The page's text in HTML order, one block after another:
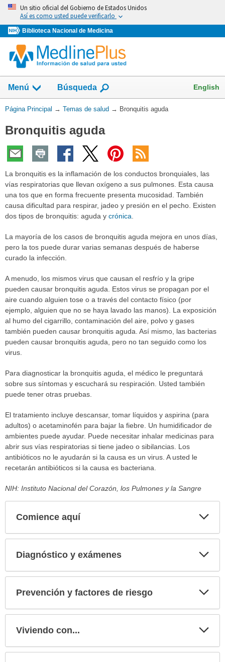
Omita
vaya
al
Contenido
Un sitio oficial del Gobierno de Estados Unidos
Así es como usted puede verificarlo
Biblioteca Nacional de Medicina
Menú
Mostrar
campo
de
Búsqueda English
Usted
aquí:
Página Principal → Temas de salud → Bronquitis aguda
Bronquitis aguda
La bronquitis es la inflamación de los conductos bronquiales, las
vías respiratorias que llevan oxígeno a sus pulmones. Esta causa
una tos que en forma frecuente presenta mucosidad. También
causa dificultad para respirar, jadeo y presión en el pecho. Existen
dos tipos de bronquitis: aguda y crónica
La mayoría de los casos de bronquitis aguda mejora en unos días,
pero la tos puede durar varias semanas después de haberse
curado la infección.
A menudo, los mismos virus que causan el resfrío y la gripe
pueden causar bronquitis aguda. Estos virus se propagan por el
aire cuando alguien tose o a través del contacto físico (por
ejemplo, alguien que no se haya lavado las manos). La exposición
al humo del cigarrillo, contaminación del aire, polvo y gases
también pueden causar bronquitis aguda. Así mismo, las bacterias
pueden causar bronquitis aguda, pero no tan seguido como los
virus.
Para diagnosticar la bronquitis aguda, el médico le preguntará
sobre sus síntomas y escuchará su respiración. Usted también
puede tener otras pruebas.
El tratamiento incluye descansar, tomar líquidos y aspirina (para
adultos) o acetaminofén para bajar la fiebre. Un humidificador de
ambientes puede ayudar. Puede necesitar inhalar medicinas para
abrir sus vías respiratorias si tiene jadeo o sibilancias. Los
antibióticos no le ayudarán si la causa es un virus. A usted le
recetarán antibióticos si la causa es bacteriana.
NIH: Instituto Nacional del Corazón, los Pulmones y la Sangre
Comience aquí
Diagnóstico y exámenes
Prevención y factores de riesgo
Viviendo con...